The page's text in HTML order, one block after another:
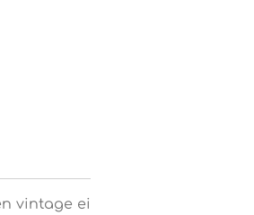
vintage ei